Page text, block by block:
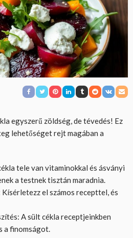
egyszerű zöldség, de tévedés! Ez
lehetőséget rejt magában a
tele van vitaminokkal és ásványi
a testnek tisztán maradnia.
el számos recepttel, és
A sült cékla receptjeinkben
a finomságot.